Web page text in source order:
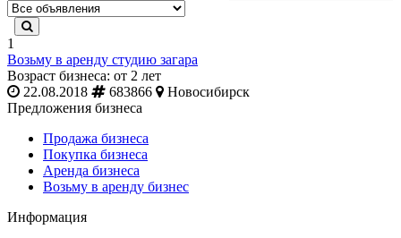
1
Возьму в аренду студию загара
Возраст бизнеса: от 2 лет
22.08.2018
683866
Новосибирск
Предложения бизнеса
Продажа бизнеса
Покупка бизнеса
Аренда бизнеса
Возьму в аренду бизнес
Информация